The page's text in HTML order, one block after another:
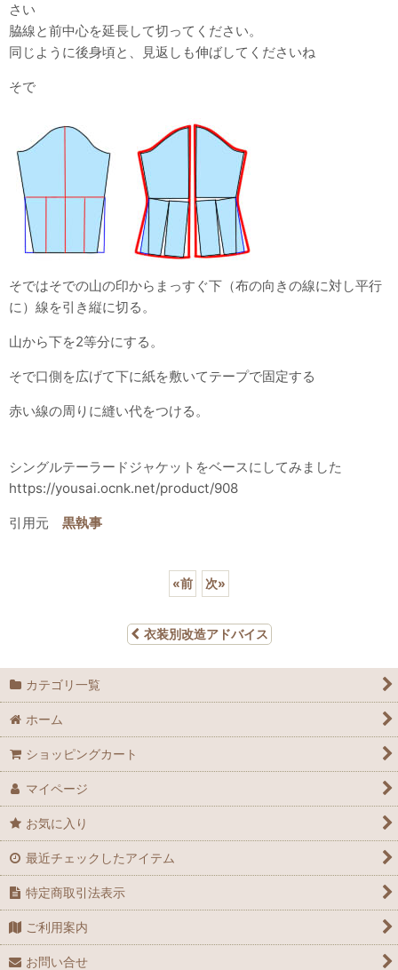
さい
脇線と前中心を延長して切ってください。
同じように後身頃と、見返しも伸ばしてくださいね
そで
そではそでの山の印からまっすぐ下（布の向きの線に対し平行
に）線を引き縦に切る。
山から下を2等分にする。
そで口側を広げて下に紙を敷いてテープで固定する
赤い線の周りに縫い代をつける。
シングルテーラードジャケットをベースにしてみました
https://yousai.ocnk.net/product/908
引用元 黒執事
«前 次»
衣装別改造アドバイス
カテゴリ一覧
ホーム
ショッピングカート
マイページ
お気に入り
最近チェックしたアイテム
特定商取引法表示
ご利用案内
お問い合せ